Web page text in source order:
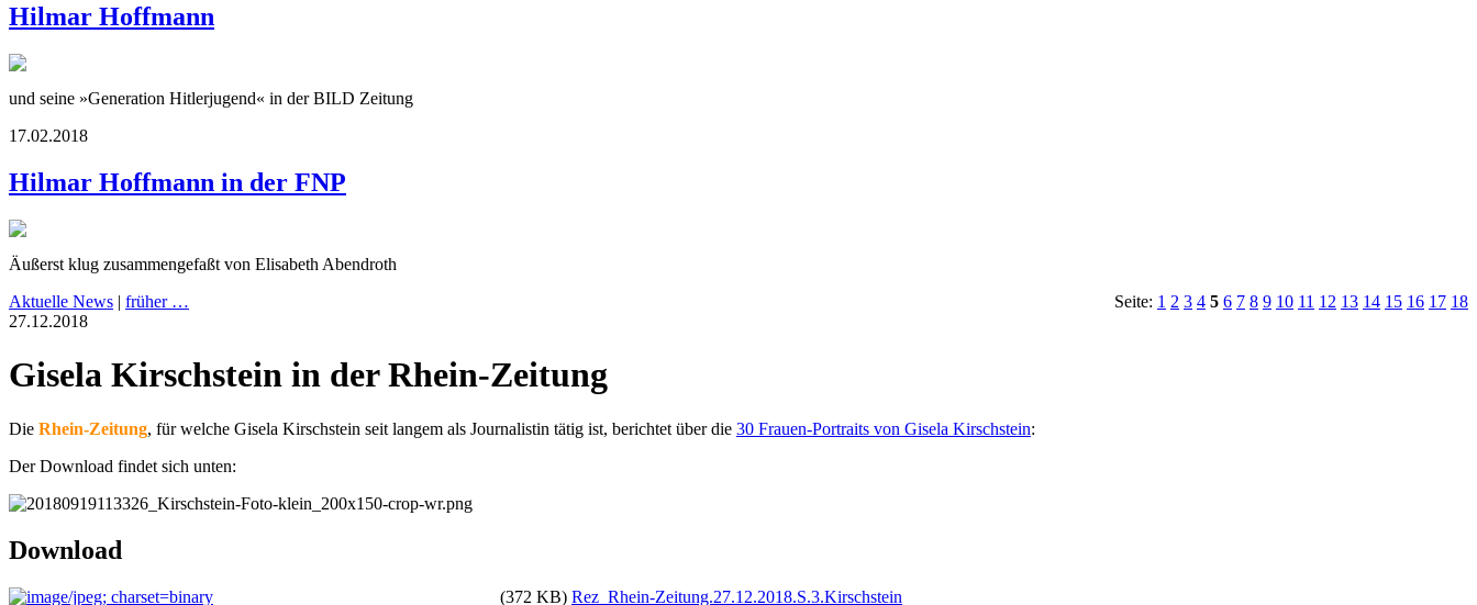
Hilmar Hoffmann
und seine »Generation Hitlerjugend« in der BILD Zeitung
17.02.2018
Hilmar Hoffmann in der FNP
Äußerst klug zusammengefaßt von Elisabeth Abendroth
Aktuelle News | früher … Seite: 1 2 3 4 5 6 7 8 9 10 11 12 13 14 15 16 17 18
27.12.2018
Gisela Kirschstein in der Rhein-Zeitung
Die Rhein-Zeitung, für welche Gisela Kirschstein seit langem als Journalistin tätig ist, berichtet über die 30 Frauen-Portraits von Gisela Kirschstein:
Der Download findet sich unten:
Download
(372 KB) Rez_Rhein-Zeitung.27.12.2018.S.3.Kirschstein